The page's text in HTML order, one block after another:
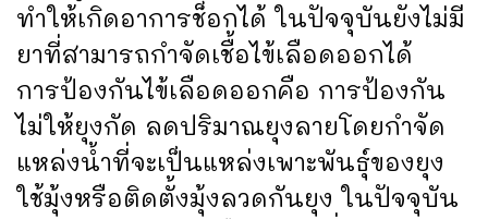
ทำให้เกิดอาการช็อกได้ ในปัจจุบันยังไม่มี
ยาที่สามารถกำจัดเชื้อไข้เลือดออกได้
การป้องกันไข้เลือดออกคือ การป้องกัน
ไม่ให้ยุงกัด ลดปริมาณยุงลายโดยกำจัด
แหล่งน้ำที่จะเป็นแหล่งเพาะพันธุ์ของยุง
ใช้มุ้งหรือติดตั้งมุ้งลวดกันยุง ในปัจจุบัน